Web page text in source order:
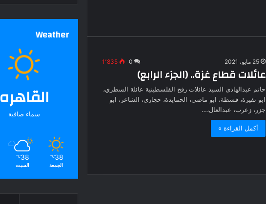
25 مايو، 2021 0 1٬835
عائلات قطاع غزة.. (الجزء الرابع)
حاتم عبدالهادى السيد عائلات رفح الفلسطينية عائلة السطري،
ابو تقيرة، قشطة، ابو ماضي، الحمايدة، حجازي، الشاعر، ابو
جزر، زعرب، عبدالعال،…
أكمل القراءة »
Weather
القاهره
سماء صافية
38
℃
الجمعة
38
℃
السبت